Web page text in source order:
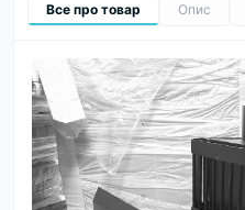
Все про товар Опис